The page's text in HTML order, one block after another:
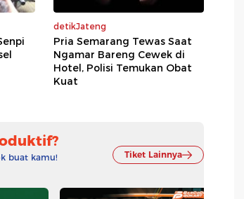
detikJateng
Pria Semarang Tewas Saat
Ngamar Bareng Cewek di
Hotel, Polisi Temukan Obat
Kuat
buat kamu! Tiket Lainnya